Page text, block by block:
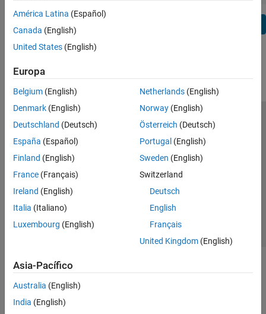
Real-Time Simulation and Testing
Workflows
Reporting and Database Access
Systems Engineering
Code Generation
Verification, Validation, and Test
Cloud Capabilities
Teaching and Learning
Mathematics and Optimization
Signal Processing
Test and Measurement
RF and Mixed Signal
Wireless Communications
Text Filter: MATLAB Production Server Release Notes
How useful was this information?
América Latina (Español)
Canada (English)
United States (English)
Europa
Belgium (English)
Denmark (English)
Deutschland (Deutsch)
España (Español)
Finland (English)
France (Français)
Ireland (English)
Italia (Italiano)
Luxembourg (English)
Netherlands(English)
Norway(English)
Österreich (Deutsch)
Portugal (English)
Sweden (English)
Switzerland
Deutsch
English
Français
United Kingdom(English)
Asia-Pacífico
Australia (English)
India (English)
Centro de confianza
Marcas comerciales
Política de privacidad
Antipiratería
Estado de las aplicaciones
Información de contacto
© 1994-2026 The MathWorks, Inc.